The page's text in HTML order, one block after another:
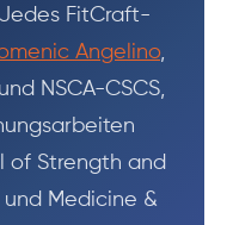
FitCraft-
Angelino,
NSCA-CSCS,
of Strength and
Medicine &